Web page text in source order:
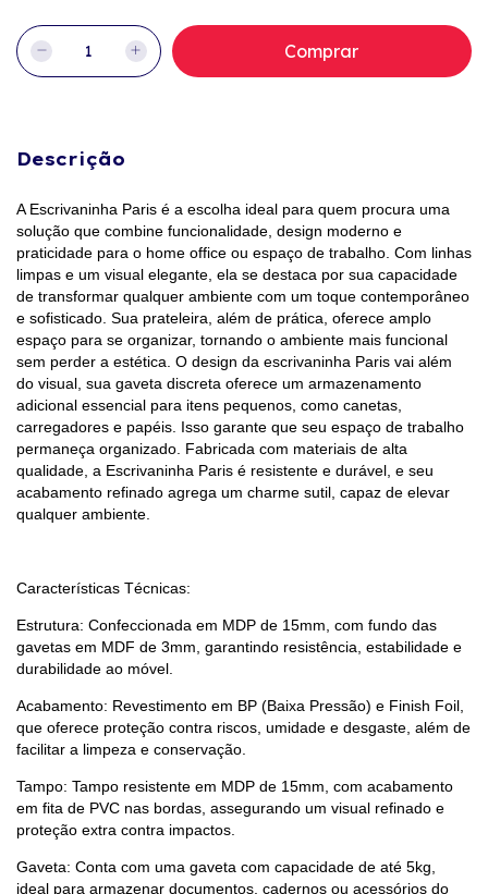
Descrição
A Escrivaninha Paris é a escolha ideal para quem procura uma
solução que combine funcionalidade, design moderno e
praticidade para o home office ou espaço de trabalho. Com linhas
limpas e um visual elegante, ela se destaca por sua capacidade
de transformar qualquer ambiente com um toque contemporâneo
e sofisticado. Sua prateleira, além de prática, oferece amplo
espaço para se organizar, tornando o ambiente mais funcional
sem perder a estética. O design da escrivaninha Paris vai além
do visual, sua gaveta discreta oferece um armazenamento
adicional essencial para itens pequenos, como canetas,
carregadores e papéis. Isso garante que seu espaço de trabalho
permaneça organizado. Fabricada com materiais de alta
qualidade, a Escrivaninha Paris é resistente e durável, e seu
acabamento refinado agrega um charme sutil, capaz de elevar
qualquer ambiente.
Características Técnicas:
Estrutura: Confeccionada em MDP de 15mm, com fundo das
gavetas em MDF de 3mm, garantindo resistência, estabilidade e
durabilidade ao móvel.
Acabamento: Revestimento em BP (Baixa Pressão) e Finish Foil,
que oferece proteção contra riscos, umidade e desgaste, além de
facilitar a limpeza e conservação.
Tampo: Tampo resistente em MDP de 15mm, com acabamento
em fita de PVC nas bordas, assegurando um visual refinado e
proteção extra contra impactos.
Gaveta: Conta com uma gaveta com capacidade de até 5kg,
ideal para armazenar documentos, cadernos ou acessórios do